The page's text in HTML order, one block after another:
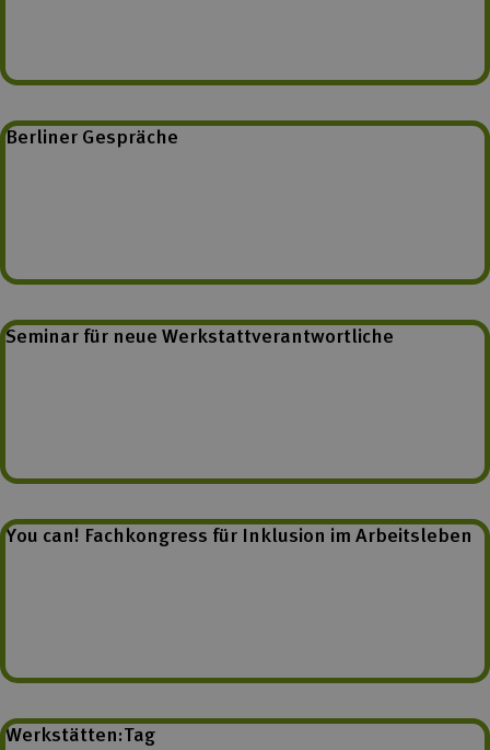
Berliner Gespräche
Seminar für neue Werkstattverantwortliche
You can! Fachkongress für Inklusion im Arbeitsleben
Werkstätten:Tag